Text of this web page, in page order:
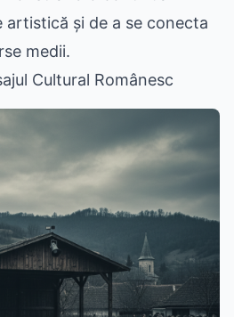
și de a se conecta
medii.
Cultural Românesc